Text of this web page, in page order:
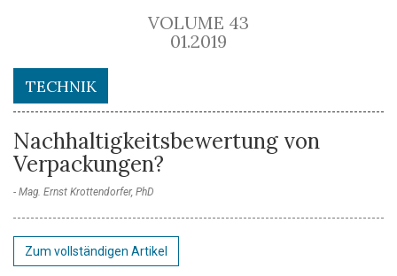
VOLUME 43
01.2019
TECHNIK
Nachhaltigkeitsbewertung von
Verpackungen?
Mag. Ernst Krottendorfer, PhD
Zum vollständigen Artikel